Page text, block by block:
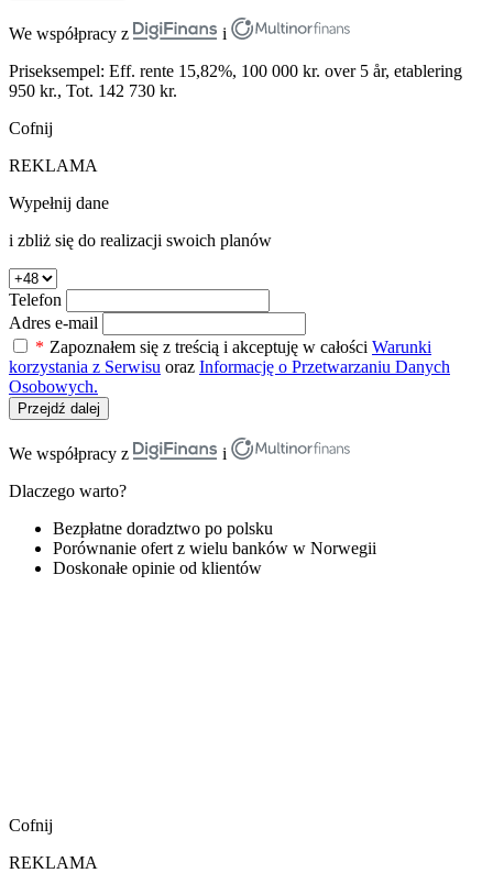
We współpracy z
i
Priseksempel: Eff. rente 15,82%, 100 000 kr. over 5 år, etablering
950 kr., Tot. 142 730 kr.
Cofnij
REKLAMA
Wypełnij dane
i zbliż się do realizacji swoich planów
Telefon
Adres e-mail
* Zapoznałem się z treścią i akceptuję w całości Warunki
korzystania z Serwisu oraz Informację o Przetwarzaniu Danych
Osobowych.
Przejdź dalej
We współpracy z
i
Dlaczego warto?
Bezpłatne doradztwo po polsku
Porównanie ofert z wielu banków w Norwegii
Doskonałe opinie od klientów
Cofnij
REKLAMA